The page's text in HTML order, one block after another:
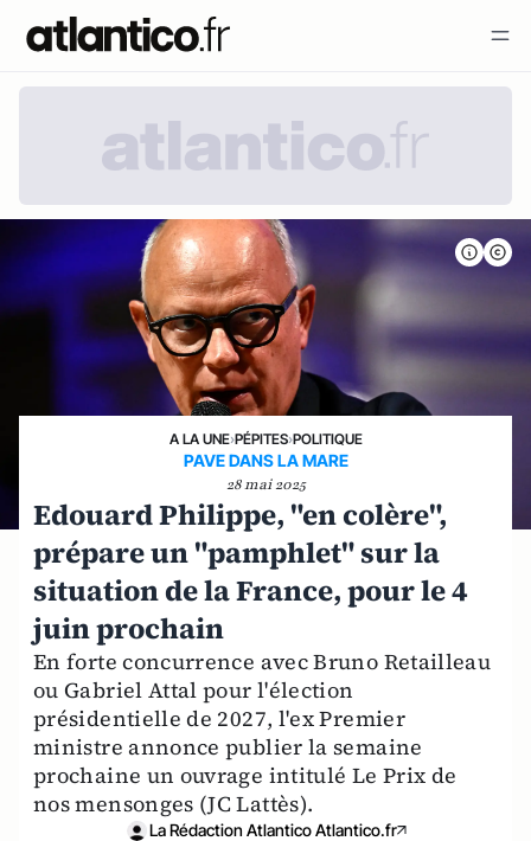
A LA UNE›PÉPITES›POLITIQUE
PAVE DANS LA MARE
28 mai 2025
Edouard Philippe, "en colère",
prépare un "pamphlet" sur la
situation de la France, pour le 4
juin prochain
En forte concurrence avec Bruno Retailleau
ou Gabriel Attal pour l'élection
présidentielle de 2027, l'ex Premier
ministre annonce publier la semaine
prochaine un ouvrage intitulé Le Prix de
nos mensonges (JC Lattès).
La Rédaction Atlantico Atlantico.fr